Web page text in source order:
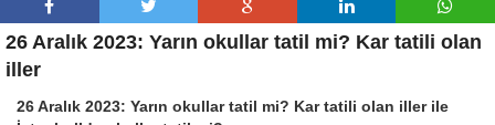
26 Aralık 2023: Yarın okullar tatil mi? Kar tatili olan
iller
26 Aralık 2023: Yarın okullar tatil mi? Kar tatili olan iller ile